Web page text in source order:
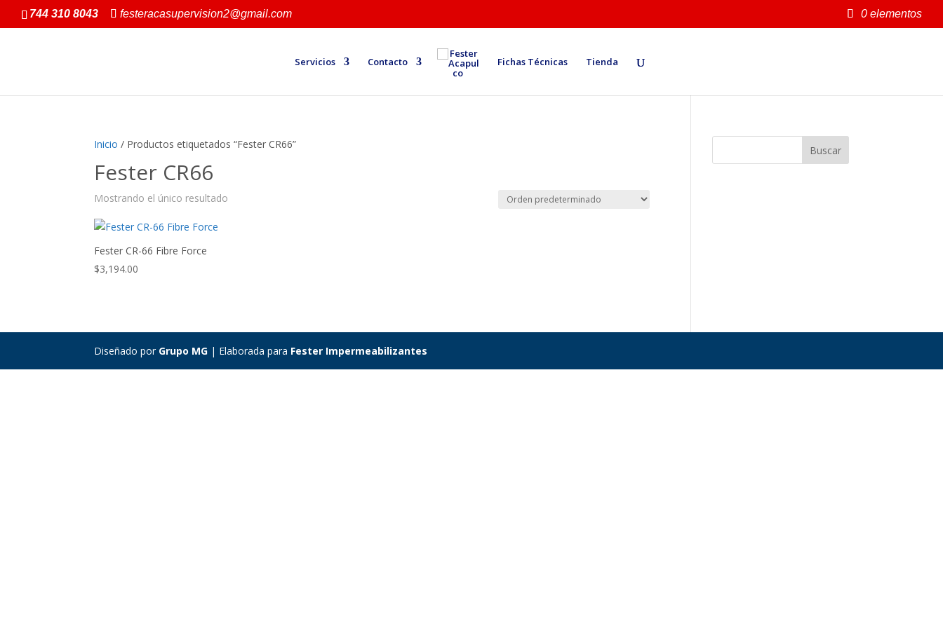
744 310 8043 festeracasupervision2@gmail.com 0 elementos
Servicios Contacto Fichas Técnicas Tienda
Inicio / Productos etiquetados “Fester CR66”
Fester CR66
Mostrando el único resultado
Fester CR-66 Fibre Force
$3,194.00
Diseñado por Grupo MG | Elaborada para Fester Impermeabilizantes